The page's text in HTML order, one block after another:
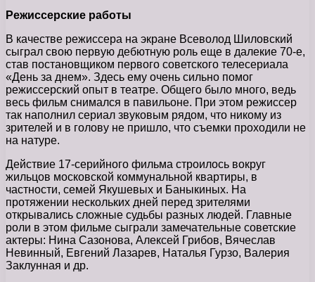
Режиссерские работы
В качестве режиссера на экране Всеволод Шиловский
сыграл свою первую дебютную роль еще в далекие 70-е,
став постановщиком первого советского телесериала
«День за днем». Здесь ему очень сильно помог
режиссерский опыт в театре. Общего было много, ведь
весь фильм снимался в павильоне. При этом режиссер
так наполнил сериал звуковым рядом, что никому из
зрителей и в голову не пришло, что съемки проходили не
на натуре.
Действие 17-серийного фильма строилось вокруг
жильцов московской коммунальной квартиры, в
частности, семей Якушевых и Баныкиных. На
протяжении нескольких дней перед зрителями
открывались сложные судьбы разных людей. Главные
роли в этом фильме сыграли замечательные советские
актеры: Нина Сазонова, Алексей Грибов, Вячеслав
Невинный, Евгений Лазарев, Наталья Гурзо, Валерия
Заклунная и др.